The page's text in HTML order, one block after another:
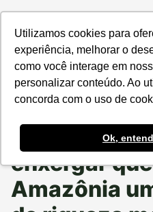
Utilizamos cookies para
experiência, melhorar o
como você interage em
personalizar conteúdo. Ao
concorda com o uso de
Ok,
Data da Postagem:10/11/
RESPONSÁVEIS
Marcello
da COP30
enxergar
Amazônia